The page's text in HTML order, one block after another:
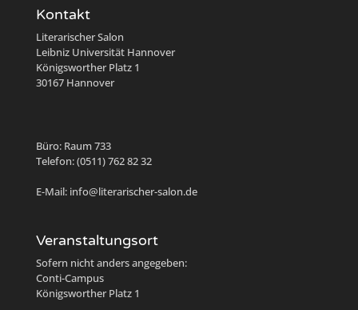
Kontakt
Literarischer Salon
Leibniz Universität Hannover
Königsworther Platz 1
30167 Hannover
Büro: Raum 733
Telefon: (0511) 762 82 32
E-Mail: info@literarischer-salon.de
Veranstaltungsort
Sofern nicht anders angegeben:
Conti-Campus
Königsworther Platz 1